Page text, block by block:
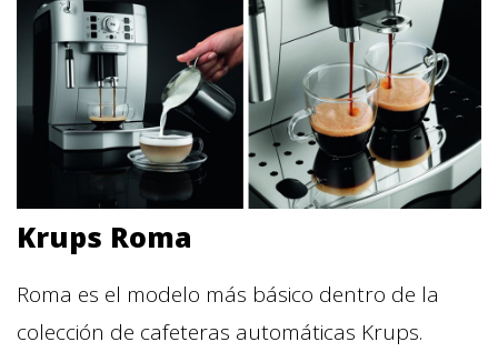
Krups Roma
Roma es el modelo más básico dentro de la
colección de cafeteras automáticas Krups.